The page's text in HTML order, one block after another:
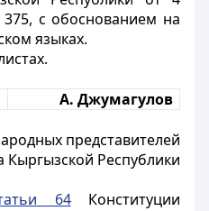
с обоснованием на
языках.
А. Джумагулов
представителей
Республики
64Конституции